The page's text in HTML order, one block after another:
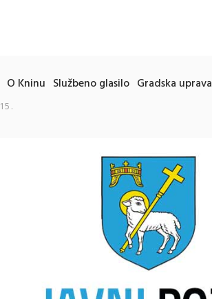
O Kninu Službeno glasilo Gradska uprava